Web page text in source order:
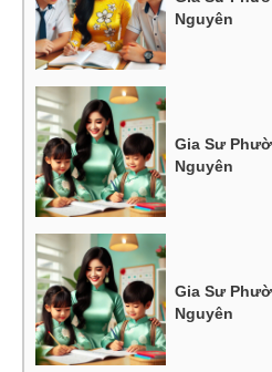
Nguyên
Gia Sư
Nguyên
Gia Sư
Nguyên